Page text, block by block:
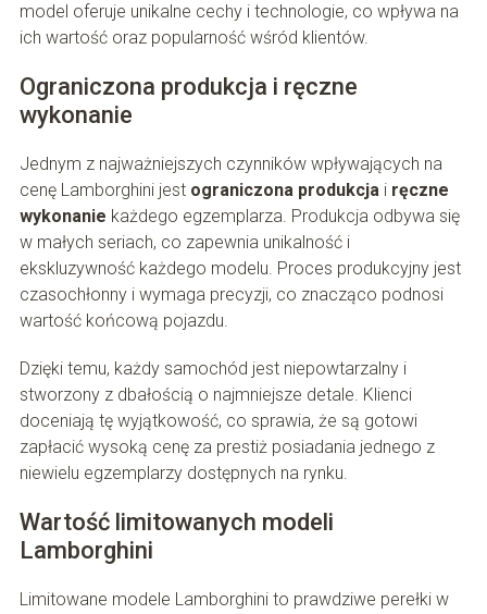
model oferuje unikalne cechy i technologie, co wpływa na
ich wartość oraz popularność wśród klientów.
Ograniczona produkcja i ręczne
wykonanie
Jednym z najważniejszych czynników wpływających na
cenę Lamborghini jest ograniczona produkcjai ręczne
wykonanie każdego egzemplarza. Produkcja odbywa się
w małych seriach, co zapewnia unikalność i
ekskluzywność każdego modelu. Proces produkcyjny jest
czasochłonny i wymaga precyzji, co znacząco podnosi
wartość końcową pojazdu.
Dzięki temu, każdy samochód jest niepowtarzalny i
stworzony z dbałością o najmniejsze detale. Klienci
doceniają tę wyjątkowość, co sprawia, że są gotowi
zapłacić wysoką cenę za prestiż posiadania jednego z
niewielu egzemplarzy dostępnych na rynku.
Wartość limitowanych modeli
Lamborghini
Limitowane modele Lamborghini to prawdziwe perełki w